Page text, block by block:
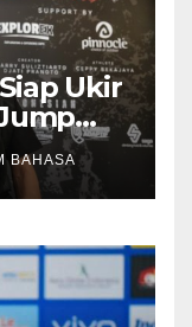
Ukir
Swiss
BAHASA